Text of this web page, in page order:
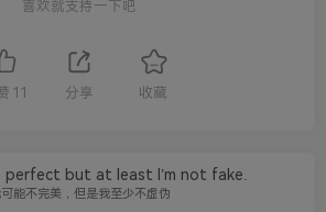
喜欢就支持一下吧
11 分享 收藏
perfect but at least I’m not fake.
能不完美，但是我至少不虚伪